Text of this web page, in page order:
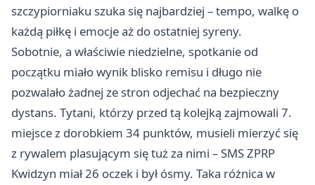
szczypiorniaku szuka się najbardziej – tempo, walkę o
każdą piłkę i emocje aż do ostatniej syreny.
Sobotnie, a właściwie niedzielne, spotkanie od
początku miało wynik blisko remisu i długo nie
pozwalało żadnej ze stron odjechać na bezpieczny
dystans. Tytani, którzy przed tą kolejką zajmowali 7.
miejsce z dorobkiem 34 punktów, musieli mierzyć się
z rywalem plasującym się tuż za nimi – SMS ZPRP
Kwidzyn miał 26 oczek i był ósmy. Taka różnica w